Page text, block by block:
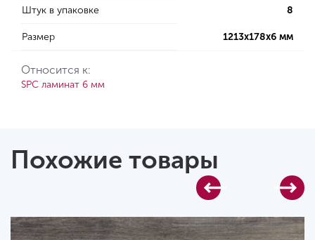
Штук в упаковке 8
Размер 1213х178х6 мм
Относится к:
SPC ламинат 6 мм
Похожие товары